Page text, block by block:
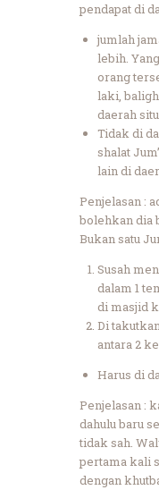
pendapat di
jumlah
lebih.
orang
laki,
daerah
Tidak di
shalat
lain di
Penjelasan :
bolehkan dia
Bukan satu
Susah
dalam 1
di masjid
Di
antara 2
Harus di
Penjelasan :
dahulu baru
tidak sah.
pertama kali
dengan